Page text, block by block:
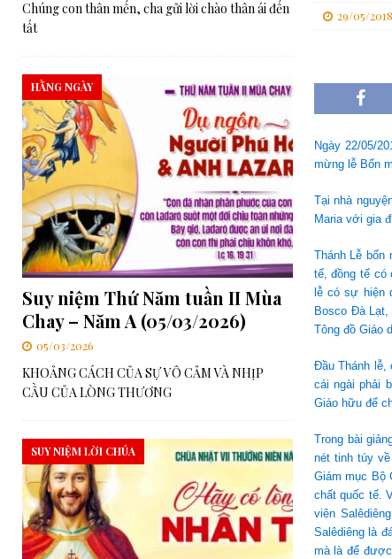
Đối thoại Kitô giáo–Khổng giáo: Cùng nhau
[ 07/08/2026 ] RMG – Văn kiện Ban Tổng Cố Vấn Số 448:
Chúa” TRUNG ƯƠNG
29/05/2018
Ngày 22/05/
mừng lễ Bổn
Tại nhà
Maria với gia
Thánh Lễ bổn
tế, đồng tế có
lễ có sự hiện
Bosco Đà
Tông đồ Giáo
Đầu Thánh lễ,
cái ngài phải
Giáo hữu để
Trong bài
nét tinh túy
Giám mục Bộ
chất quốc tế.
viên
Salêdiêng là
mà là để
Chúng con thân mến, cha gửi lời chào thân ái đến
tất
Suy niệm Thứ Năm tuần II Mùa
Chay – Năm A (05/03/2026)
HẰNG NGÀY
05/03/2026
KHOẢNG CÁCH CỦA SỰ VÔ CẢM VÀ NHỊP
CẦU CỦA LÒNG THƯƠNG
SUY NIỆM LỜI CHÚA